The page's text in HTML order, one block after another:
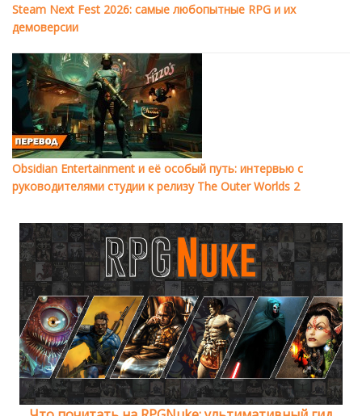
Steam Next Fest 2026: самые любопытные RPG и их
демоверсии
Obsidian Entertainment и её особый путь: интервью с
руководителями студии к релизу The Outer Worlds 2